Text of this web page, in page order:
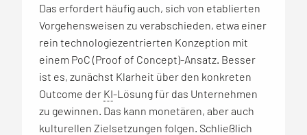
Das erfordert häufig auch, sich von etablierten
Vorgehensweisen zu verabschieden, etwa einer
rein technologiezentrierten Konzeption mit
einem PoC (Proof of Concept)-Ansatz. Besser
ist es, zunächst Klarheit über den konkreten
Outcome der KI-Lösung für das Unternehmen
zu gewinnen. Das kann monetären, aber auch
kulturellen Zielsetzungen folgen. Schließlich